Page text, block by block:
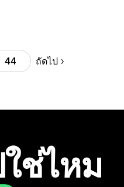
44 ถัดไป
ช่ไหม